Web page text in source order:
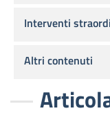
Interventi
Altri contenuti